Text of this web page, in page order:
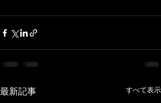
最新記事 すべて表示